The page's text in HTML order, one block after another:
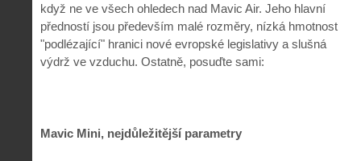
když ne ve všech ohledech nad Mavic Air. Jeho hlavní
předností jsou především malé rozměry, nízká hmotnost
"podlézající" hranici nové evropské legislativy a slušná
výdrž ve vzduchu. Ostatně, posuďte sami:
Mavic Mini, nejdůležitější parametry